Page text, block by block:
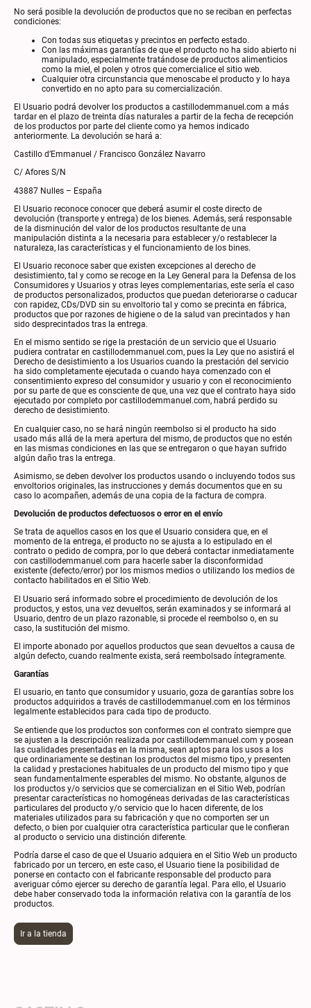
No será posible la devolución de productos que no se reciban en perfectas
condiciones:
Con todas sus etiquetas y precintos en perfecto estado.
Con las máximas garantías de que el producto no ha sido abierto ni
manipulado, especialmente tratándose de productos alimenticios
como la miel, el polen y otros que comercialice el sitio web.
Cualquier otra circunstancia que menoscabe el producto y lo haya
convertido en no apto para su comercialización.
El Usuario podrá devolver los productos a castillodemmanuel.com a más
tardar en el plazo de treinta días naturales a partir de la fecha de recepción
de los productos por parte del cliente como ya hemos indicado
anteriormente. La devolución se hará a:
Castillo d’Emmanuel / Francisco González Navarro
C/ Afores S/N
43887 Nulles – España
El Usuario reconoce conocer que deberá asumir el coste directo de
devolución (transporte y entrega) de los bienes. Además, será responsable
de la disminución del valor de los productos resultante de una
manipulación distinta a la necesaria para establecer y/o restablecer la
naturaleza, las características y el funcionamiento de los bines.
El Usuario reconoce saber que existen excepciones al derecho de
desistimiento, tal y como se recoge en la Ley General para la Defensa de los
Consumidores y Usuarios y otras leyes complementarias, este sería el caso
de productos personalizados, productos que puedan deteriorarse o caducar
con rapidez, CDs/DVD sin su envoltorio tal y como se precinta en fábrica,
productos que por razones de higiene o de la salud van precintados y han
sido desprecintados tras la entrega.
En el mismo sentido se rige la prestación de un servicio que el Usuario
pudiera contratar en castillodemmanuel.com, pues la Ley que no asistirá el
Derecho de desistimiento a los Usuarios cuando la prestación del servicio
ha sido completamente ejecutada o cuando haya comenzado con el
consentimiento expreso del consumidor y usuario y con el reconocimiento
por su parte de que es consciente de que, una vez que el contrato haya sido
ejecutado por completo por castillodemmanuel.com, habrá perdido su
derecho de desistimiento.
En cualquier caso, no se hará ningún reembolso si el producto ha sido
usado más allá de la mera apertura del mismo, de productos que no estén
en las mismas condiciones en las que se entregaron o que hayan sufrido
algún daño tras la entrega.
Asimismo, se deben devolver los productos usando o incluyendo todos sus
envoltorios originales, las instrucciones y demás documentos que en su
caso lo acompañen, además de una copia de la factura de compra.
Devolución de productos defectuosos o error en el envío
Se trata de aquellos casos en los que el Usuario considera que, en el
momento de la entrega, el producto no se ajusta a lo estipulado en el
contrato o pedido de compra, por lo que deberá contactar inmediatamente
con castillodemmanuel.com para hacerle saber la disconformidad
existente (defecto/error) por los mismos medios o utilizando los medios de
contacto habilitados en el Sitio Web.
El Usuario será informado sobre el procedimiento de devolución de los
productos, y estos, una vez devueltos, serán examinados y se informará al
Usuario, dentro de un plazo razonable, si procede el reembolso o, en su
caso, la sustitución del mismo.
El importe abonado por aquellos productos que sean devueltos a causa de
algún defecto, cuando realmente exista, será reembolsado íntegramente.
Garantías
El usuario, en tanto que consumidor y usuario, goza de garantías sobre los
productos adquiridos a través de castillodemmanuel.com en los términos
legalmente establecidos para cada tipo de producto.
Se entiende que los productos son conformes con el contrato siempre que
se ajusten a la descripción realizada por castillodemmanuel.com y posean
las cualidades presentadas en la misma, sean aptos para los usos a los
que ordinariamente se destinan los productos del mismo tipo, y presenten
la calidad y prestaciones habituales de un producto del mismo tipo y que
sean fundamentalmente esperables del mismo. No obstante, algunos de
los productos y/o servicios que se comercializan en el Sitio Web, podrían
presentar características no homogéneas derivadas de las características
particulares del producto y/o servicio que lo hacen diferente, de los
materiales utilizados para su fabricación y que no comporten ser un
defecto, o bien por cualquier otra característica particular que le confieran
al producto o servicio una distinción diferente.
Podría darse el caso de que el Usuario adquiera en el Sitio Web un producto
fabricado por un tercero, en este caso, el Usuario tiene la posibilidad de
ponerse en contacto con el fabricante responsable del producto para
averiguar cómo ejercer su derecho de garantía legal. Para ello, el Usuario
debe haber conservado toda la información relativa con la garantía de los
productos.
Ir a la tienda